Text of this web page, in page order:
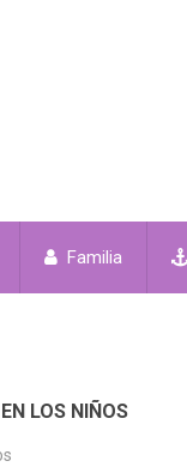
Familia
LOS NIÑOS